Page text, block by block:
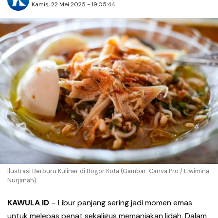
Kamis, 22 Mei 2025 - 19:05:44
Ilustrasi Berburu Kuliner di Bogor Kota (Gambar: Canva Pro / Elwimina
Nurjanah)
KAWULA ID – Libur panjang sering jadi momen emas
untuk melepas penat sekaligus memanjakan lidah. Dalam